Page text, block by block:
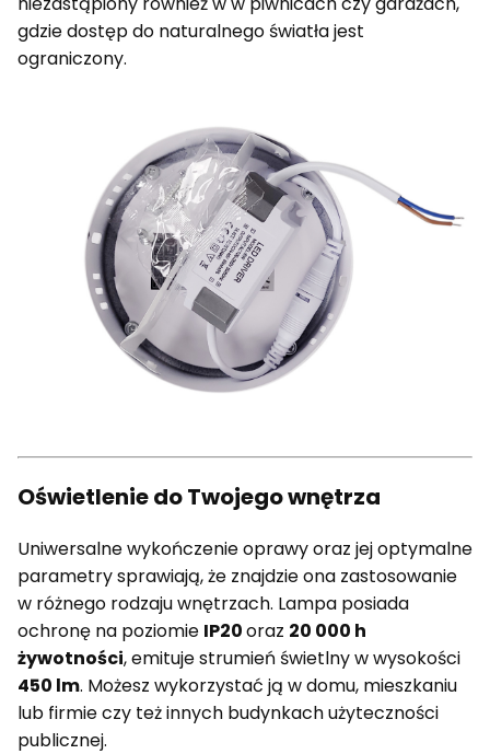
gdzie dostęp do naturalnego światła jest
ograniczony.
Oświetlenie do Twojego wnętrza
Uniwersalne wykończenie oprawy oraz jej optymalne
parametry sprawiają, że znajdzie ona zastosowanie
w różnego rodzaju wnętrzach. Lampa posiada
ochronę na poziomie IP20oraz 20 000 h
żywotności, emituje strumień świetlny w wysokości
450 lm. Możesz wykorzystać ją w domu, mieszkaniu
lub firmie czy też innych budynkach użyteczności
publicznej.